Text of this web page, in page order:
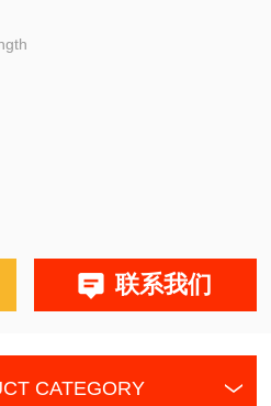
数字张力计主要应用范围：
联系我们
CATEGORY